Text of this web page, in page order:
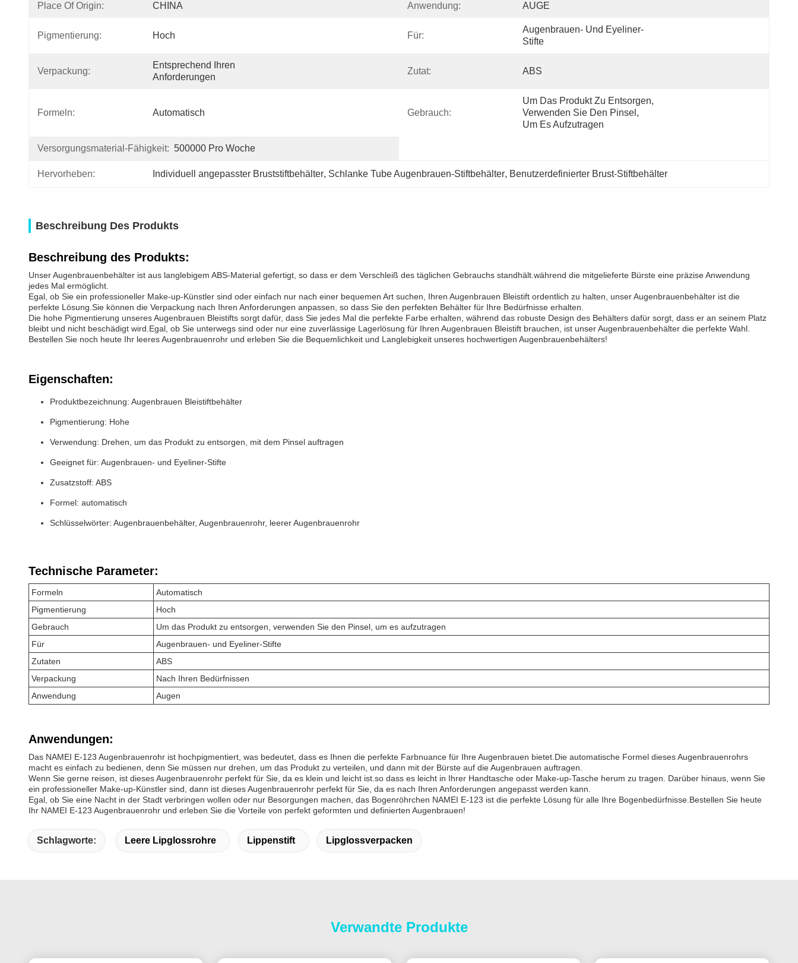
Place Of Origin: CHINA Anwendung: AUGE
Pigmentierung: Hoch Für:
Augenbrauen- Und Eyeliner-
Stifte
Verpackung:
Entsprechend Ihren
Anforderungen
Zutat: ABS
Formeln: Automatisch Gebrauch:
Um Das Produkt Zu Entsorgen,
Verwenden Sie Den Pinsel,
Um Es Aufzutragen
Versorgungsmaterial-Fähigkeit: 500000 Pro Woche
Hervorheben: Individuell angepasster Bruststiftbehälter, Schlanke Tube Augenbrauen-Stiftbehälter, Benutzerdefinierter Brust-Stiftbehälter
Beschreibung Des Produkts
Beschreibung des Produkts:
Unser Augenbrauenbehälter ist aus langlebigem ABS-Material gefertigt, so dass er dem Verschleiß des täglichen Gebrauchs standhält.während die mitgelieferte Bürste eine präzise Anwendung
jedes Mal ermöglicht.
Egal, ob Sie ein professioneller Make-up-Künstler sind oder einfach nur nach einer bequemen Art suchen, Ihren Augenbrauen Bleistift ordentlich zu halten, unser Augenbrauenbehälter ist die
perfekte Lösung.Sie können die Verpackung nach Ihren Anforderungen anpassen, so dass Sie den perfekten Behälter für Ihre Bedürfnisse erhalten.
Die hohe Pigmentierung unseres Augenbrauen Bleistifts sorgt dafür, dass Sie jedes Mal die perfekte Farbe erhalten, während das robuste Design des Behälters dafür sorgt, dass er an seinem Platz
bleibt und nicht beschädigt wird.Egal, ob Sie unterwegs sind oder nur eine zuverlässige Lagerlösung für Ihren Augenbrauen Bleistift brauchen, ist unser Augenbrauenbehälter die perfekte Wahl.
Bestellen Sie noch heute Ihr leeres Augenbrauenrohr und erleben Sie die Bequemlichkeit und Langlebigkeit unseres hochwertigen Augenbrauenbehälters!
Eigenschaften:
Produktbezeichnung: Augenbrauen Bleistiftbehälter
Pigmentierung: Hohe
Verwendung: Drehen, um das Produkt zu entsorgen, mit dem Pinsel auftragen
Geeignet für: Augenbrauen- und Eyeliner-Stifte
Zusatzstoff: ABS
Formel: automatisch
Schlüsselwörter: Augenbrauenbehälter, Augenbrauenrohr, leerer Augenbrauenrohr
Technische Parameter:
Formeln
Automatisch
Pigmentierung
Hoch
Gebrauch
Um das Produkt zu entsorgen, verwenden Sie den Pinsel, um es aufzutragen
Für
Augenbrauen- und Eyeliner-Stifte
Zutaten
ABS
Verpackung
Nach Ihren Bedürfnissen
Anwendung
Augen
Anwendungen:
Das NAMEI E-123 Augenbrauenrohr ist hochpigmentiert, was bedeutet, dass es Ihnen die perfekte Farbnuance für Ihre Augenbrauen bietet.Die automatische Formel dieses Augenbrauenrohrs
macht es einfach zu bedienen, denn Sie müssen nur drehen, um das Produkt zu verteilen, und dann mit der Bürste auf die Augenbrauen auftragen.
Wenn Sie gerne reisen, ist dieses Augenbrauenrohr perfekt für Sie, da es klein und leicht ist.so dass es leicht in Ihrer Handtasche oder Make-up-Tasche herum zu tragen. Darüber hinaus, wenn Sie
ein professioneller Make-up-Künstler sind, dann ist dieses Augenbrauenrohr perfekt für Sie, da es nach Ihren Anforderungen angepasst werden kann.
Egal, ob Sie eine Nacht in der Stadt verbringen wollen oder nur Besorgungen machen, das Bogenröhrchen NAMEI E-123 ist die perfekte Lösung für alle Ihre Bogenbedürfnisse.Bestellen Sie heute
Ihr NAMEI E-123 Augenbrauenrohr und erleben Sie die Vorteile von perfekt geformten und definierten Augenbrauen!
Schlagworte: Leere Lipglossrohre Lippenstift Lipglossverpacken
Verwandte Produkte